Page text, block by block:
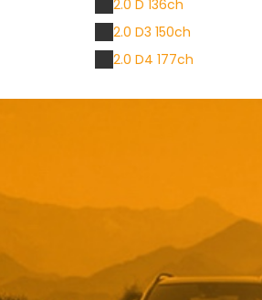
2.0 D 136ch
2.0 D3 150ch
2.0 D4 177ch